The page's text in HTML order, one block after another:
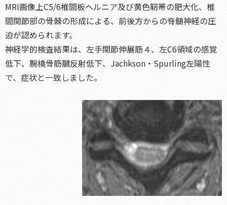
MRI画像上C5/6椎間板ヘルニア及び黄色靭帯の肥大化、椎
間関節部の骨棘の形成による、前後方からの脊髄神経の圧
迫が認められます。
神経学的検査結果は、左手関節伸展筋４、左C6領域の感覚
低下、腕橈骨筋腱反射低下、Jachkson・Spurling左陽性
で、症状と一致しました。